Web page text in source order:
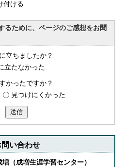
付ける
るために、ページのご感想をお聞
立ちましたか？
立たなかった
かったですか？
見つけにくかった
送信
問い合わせ
（成増生涯学習センター）